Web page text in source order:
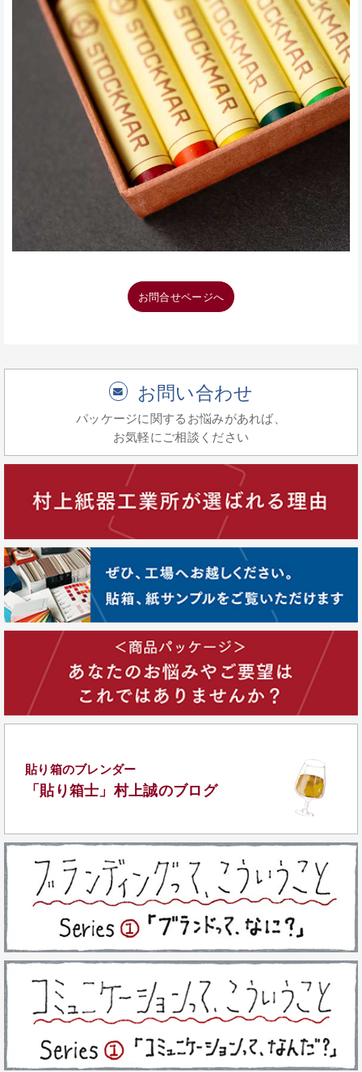
お問合せページへ
お問い合わせ
パッケージに関するお悩みがあれば、
お気軽にご相談ください
貼り箱のブレンダー
「貼り箱士」村上誠のブログ